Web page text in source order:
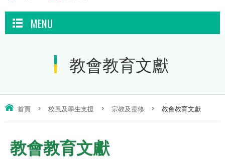
MENU
教會教育文獻
首頁 > 校風及學生支援 > 宗教及靈修 > 教會教育文獻
教會教育文獻